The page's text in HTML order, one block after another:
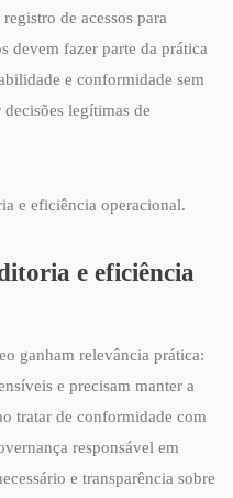
de acessos para
devem fazer parte da prática
e conformidade sem
legítimas de
e eficiência operacional.
e eficiência
ganham relevância prática:
e precisam manter a
tratar de conformidade com
responsável em
e transparência sobre